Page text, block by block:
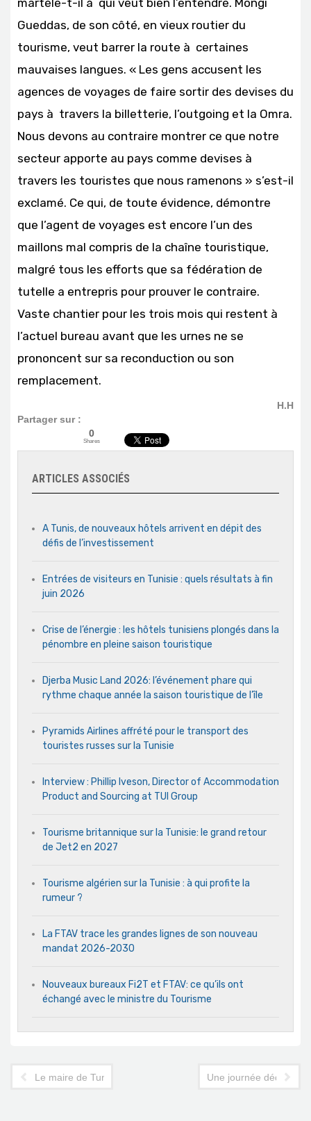
martèle-t-il à qui veut bien l’entendre. Mongi
Gueddas, de son côté, en vieux routier du
tourisme, veut barrer la route à certaines
mauvaises langues. « Les gens accusent les
agences de voyages de faire sortir des devises du
pays à travers la billetterie, l’outgoing et la Omra.
Nous devons au contraire montrer ce que notre
secteur apporte au pays comme devises à
travers les touristes que nous ramenons » s’est-il
exclamé. Ce qui, de toute évidence, démontre
que l’agent de voyages est encore l’un des
maillons mal compris de la chaîne touristique,
malgré tous les efforts que sa fédération de
tutelle a entrepris pour prouver le contraire.
Vaste chantier pour les trois mois qui restent à
l’actuel bureau avant que les urnes ne se
prononcent sur sa reconduction ou son
remplacement.
H.H
Partager sur :
0
Shares
ARTICLES ASSOCIÉS
A Tunis, de nouveaux hôtels arrivent en dépit des
défis de l’investissement
Entrées de visiteurs en Tunisie : quels résultats à fin
juin 2026
Crise de l’énergie : les hôtels tunisiens plongés dans la
pénombre en pleine saison touristique
Djerba Music Land 2026: l’événement phare qui
rythme chaque année la saison touristique de l’île
Pyramids Airlines affrété pour le transport des
touristes russes sur la Tunisie
Interview : Phillip Iveson, Director of Accommodation
Product and Sourcing at TUI Group
Tourisme britannique sur la Tunisie: le grand retour
de Jet2 en 2027
Tourisme algérien sur la Tunisie : à qui profite la
rumeur ?
La FTAV trace les grandes lignes de son nouveau
mandat 2026-2030
Nouveaux bureaux Fi2T et FTAV: ce qu’ils ont
échangé avec le ministre du Tourisme
Le maire de Tunis, lui-même ancien DG de l'ONTT,
Une journée dédiée